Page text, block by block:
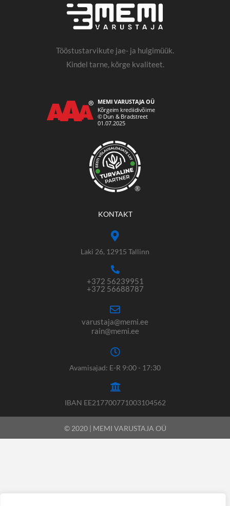
Tööstustarvikute jae- ja hulgimüük.
Kindel tarne, kõrge kvaliteet.
®
KONTAKT
Laki 26, 12915 Tallinn
+372 56239951
+372 56688787
varustaja@memi.ee
rain@memi.ee
Avamisajad: E-R 9:00 - 17:30
IBAN EE217700771003104562
© 2020 | MEMI VARUSTAJA OÜ